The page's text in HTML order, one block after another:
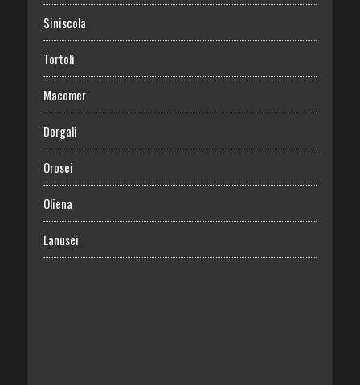
Siniscola
Tortolì
Macomer
Dorgali
Orosei
Oliena
Lanusei